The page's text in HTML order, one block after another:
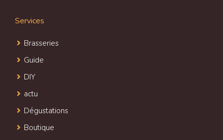
Services
Brasseries
Guide
DIY
actu
Dégustations
Boutique